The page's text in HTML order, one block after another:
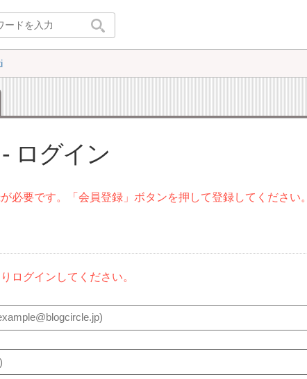
ログイン
必要です。「会員登録」ボタンを押して登録してください。
ログインしてください。